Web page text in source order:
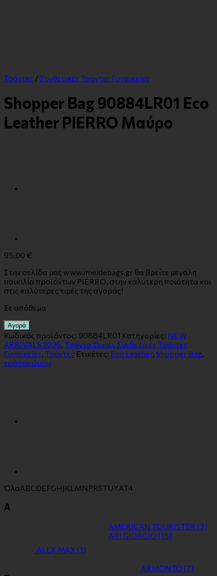
Τσάντες / Συνθετικές Τσάντες Γυναικείες
Shopper Bag 90884LR01 Eco
Leather PIERRO Μαύρο
95,00 €
Στην σελίδα μας www.imeldebags.gr θα βρείτε μεγάλη
ποικιλία προϊόντων PIERRO, στην καλύτερη ποιότητα και
στις καλύτερες τιμές της αγοράς!
Σε απόθεμα
Αγορά
Κωδικός προϊόντος: 90884LR01 Κατηγορίες: NEW
ARRIVALS 2026 Tσάντα Ώμου Συνθετικές Τσάντες
Γυναικείες Τσάντες Ετικέτες: Eco Leather, Shopper Bag
τσάντα ώμου
ΌλαABCDEFGH J KL MN PRSTUYΑΤ4
A
ALEX MAX (1)
AMERICAN TOURISTER (3)
ARI GIORGIO (15)
ARMONTO (7)